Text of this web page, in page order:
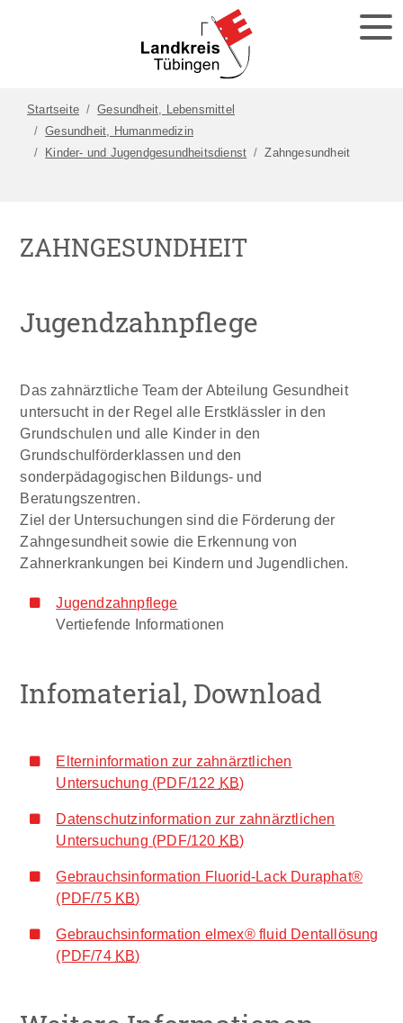
Startseite
Gesundheit, Lebensmittel
Gesundheit, Humanmedizin
Kinder- und Jugendgesundheitsdienst
Zahngesundheit
ZAHNGESUNDHEIT
Jugendzahnpflege
Das zahnärztliche Team der Abteilung Gesundheit
untersucht in der Regel alle Erstklässler in den
Grundschulen und alle Kinder in den
Grundschulförderklassen und den
sonderpädagogischen Bildungs- und
Beratungszentren.
Ziel der Untersuchungen sind die Förderung der
Zahngesundheit sowie die Erkennung von
Zahnerkrankungen bei Kindern und Jugendlichen.
Jugendzahnpflege
Vertiefende Informationen
Infomaterial, Download
Elterninformation zur zahnärztlichen
Untersuchung (PDF/122 KB)
Datenschutzinformation zur zahnärztlichen
Untersuchung (PDF/120 KB)
Gebrauchsinformation Fluorid-Lack Duraphat®
(PDF/75 KB)
Gebrauchsinformation elmex® fluid Dentallösung
(PDF/74 KB)